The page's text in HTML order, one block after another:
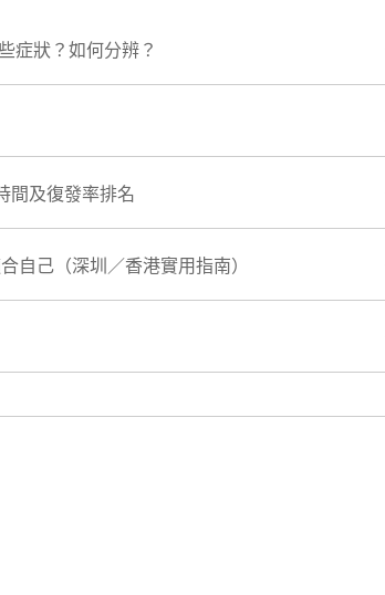
症狀？如何分辨？
間及復發率排名
自己（深圳／香港實用指南）